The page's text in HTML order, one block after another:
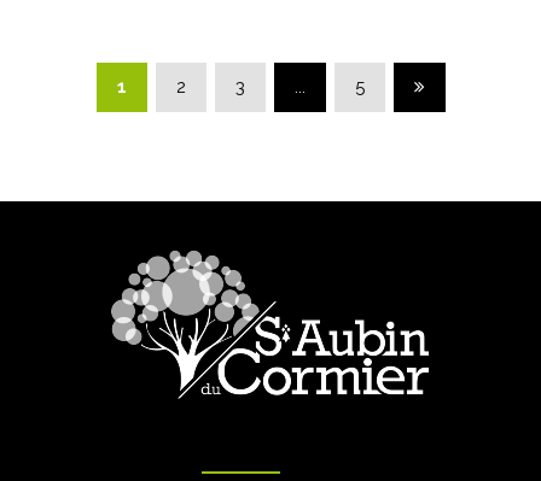
1 2 3 ... 5 Page suivante